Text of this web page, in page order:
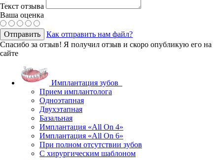
Текст отзыва
Ваша оценка
Отправить
Как отправить нам файл?
Спасибо за отзыв! Я получил отзыв и скоро опубликую его на
сайте
Имплантация зубов
Прием имплантолога
Одноэтапная
Двухэтапная
Базальная
Имплантация «All On 4»
Имплантация «All On 6»
При полном отсутствии зубов
С хирургическим шаблоном